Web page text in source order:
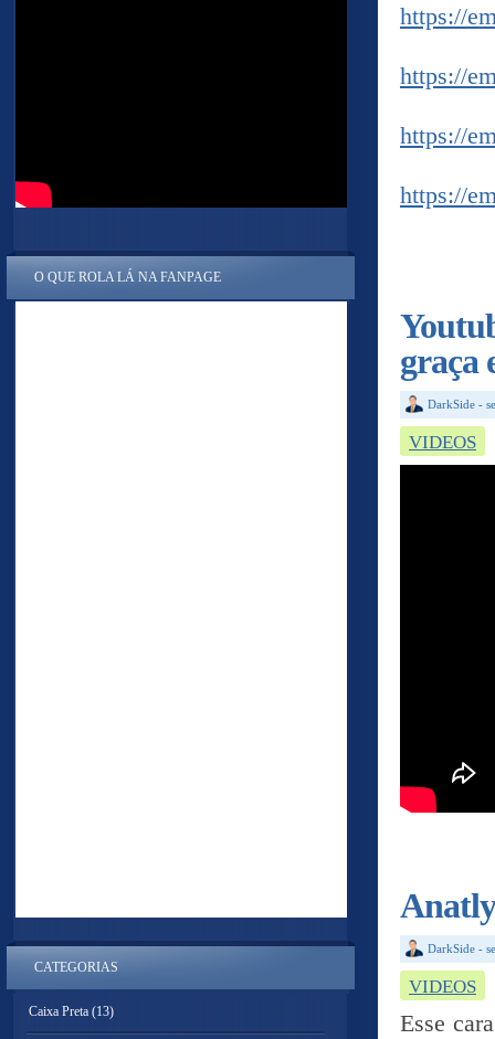
https://
https://
https://
https://
graça
DarkSide -
VIDEOS
DarkSide -
VIDEOS
Esse
O QUE ROLA LÁ NA FANPAGE
CATEGORIAS
Caixa Preta (13)